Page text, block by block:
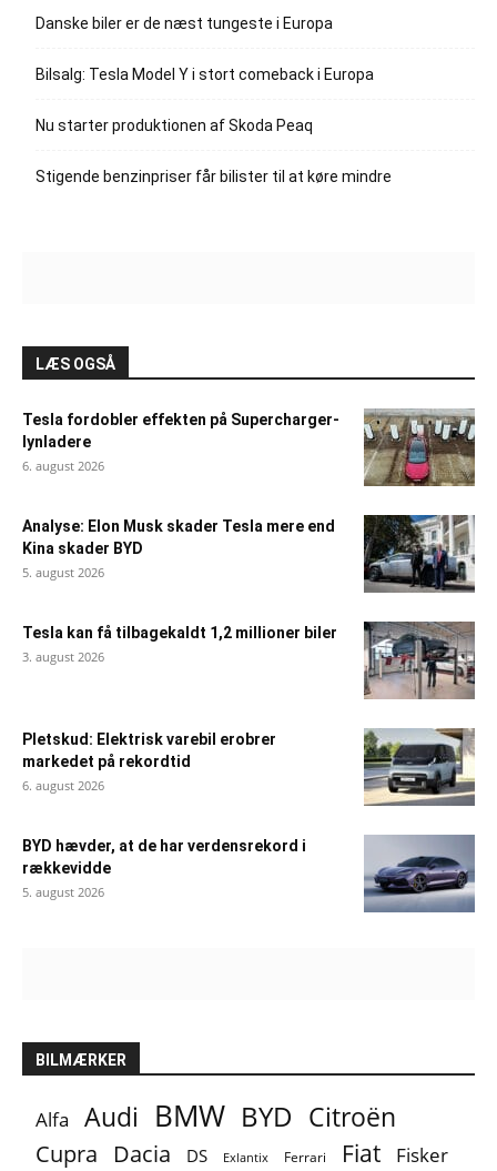
Danske biler er de næst tungeste i Europa
Bilsalg: Tesla Model Y i stort comeback i Europa
Nu starter produktionen af Skoda Peaq
Stigende benzinpriser får bilister til at køre mindre
LÆS OGSÅ
Tesla fordobler effekten på Supercharger-
lynladere
6. august 2026
Analyse: Elon Musk skader Tesla mere end
Kina skader BYD
5. august 2026
Tesla kan få tilbagekaldt 1,2 millioner biler
3. august 2026
Pletskud: Elektrisk varebil erobrer
markedet på rekordtid
6. august 2026
BYD hævder, at de har verdensrekord i
rækkevidde
5. august 2026
BILMÆRKER
Alfa Audi BMW BYD Citroën
Cupra Dacia DS Exlantix Ferrari Fiat Fisker